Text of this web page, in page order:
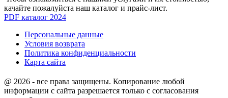
качайте пожалуйста наш каталог и прайс-лист.
PDF каталог 2024
Персональные данные
Условия возврата
Политика конфиденциальности
Карта сайта
@ 2026 - все права защищены. Копирование любой
информации с сайта разрешается только с согласования